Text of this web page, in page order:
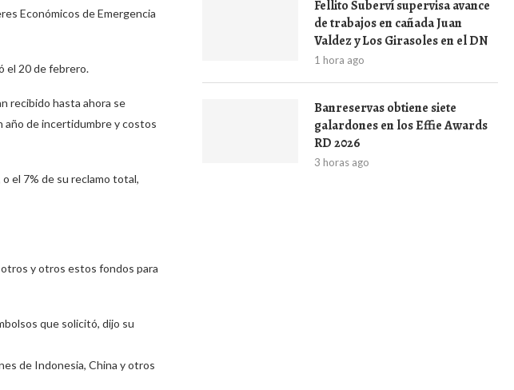
Económicos de Emergencia
el 20 de febrero.
recibido hasta ahora se
año de incertidumbre y costos
el 7% de su reclamo total,
y otros estos fondos para
que solicitó, dijo su
de Indonesia, China y otros
Fellito Suberví supervisa avance
de trabajos en cañada Juan
Valdez y Los Girasoles en el DN
1 hora ago
Banreservas obtiene siete
galardones en los Effie Awards
RD 2026
3 horas ago